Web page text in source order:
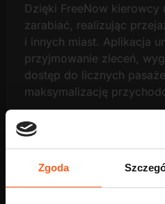
Zgoda
Dzięki FreeNow kierowcy
zarabiać, realizując
i innych miast. Aplikacja
przyjmowanie zleceń,
dostęp do licznych
maksymalizację
jako kierowca taxi w